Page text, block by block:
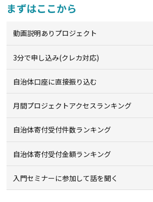
まずはここから
動画説明ありプロジェクト
3分で申し込み(クレカ対応)
自治体口座に直接振り込む
月間プロジェクトアクセスランキング
自治体寄付受付件数ランキング
自治体寄付受付金額ランキング
入門セミナーに参加して話を聞く